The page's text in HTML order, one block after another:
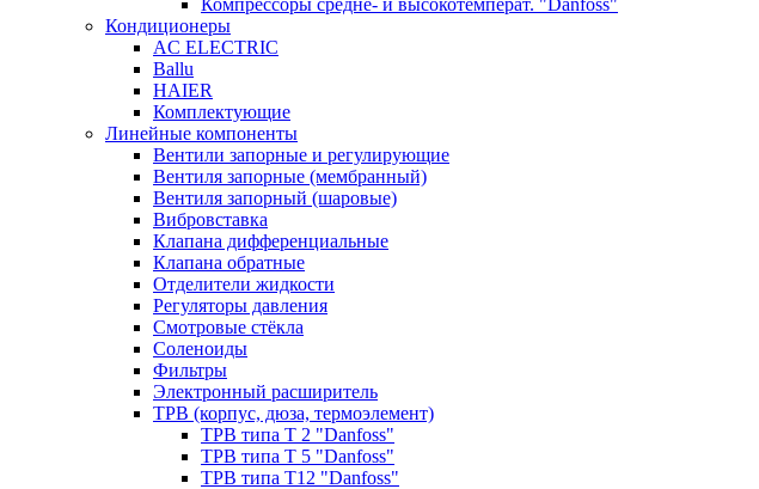
Кондиционеры
AC ELECTRIC
Ballu
HAIER
Комплектующие
Линейные компоненты
Вентили запорные и регулирующие
Вентиля запорные (мембранный)
Вентиля запорный (шаровые)
Вибровставка
Клапана дифференциальные
Клапана обратные
Отделители жидкости
Регуляторы давления
Смотровые стёкла
Соленоиды
Фильтры
Электронный расширитель
ТРВ (корпус, дюза, термоэлемент)
ТРВ типа Т 2 "Danfoss"
ТРВ типа Т 5 "Danfoss"
ТРВ типа Т12 "Danfoss"